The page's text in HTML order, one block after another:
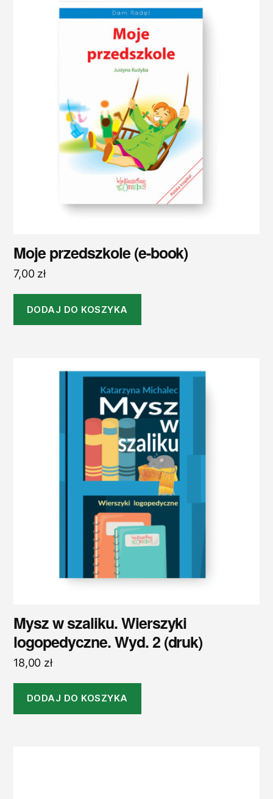
Moje przedszkole (e-book)
7,00 zł
DODAJ DO KOSZYKA
Mysz w szaliku. Wierszyki
logopedyczne. Wyd. 2 (druk)
18,00 zł
DODAJ DO KOSZYKA